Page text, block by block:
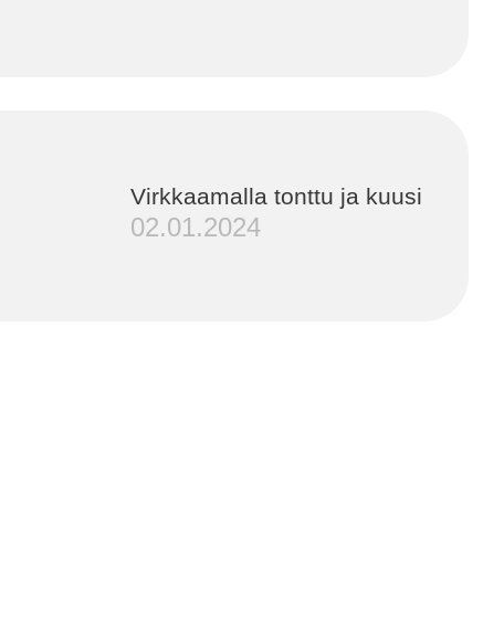
Virkkaamalla tonttu ja kuusi
02.01.2024